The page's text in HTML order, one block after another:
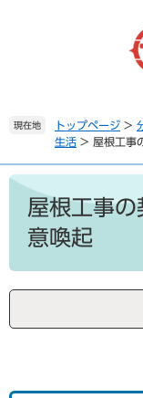
。
て
本
現在地 トップページ >
生活 > 屋根工事
本
屋根工事
意喚起